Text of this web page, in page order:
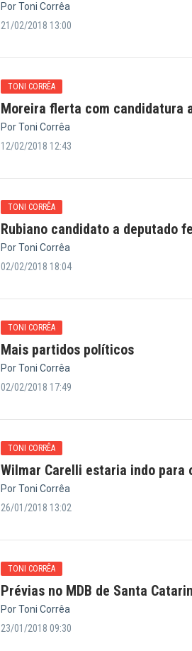
Por Toni Corrêa
21/02/2018 13:00
TONI CORRÊA
Moreira flerta com candidatura
Por Toni Corrêa
12/02/2018 12:43
TONI CORRÊA
Rubiano candidato a deputado
Por Toni Corrêa
02/02/2018 18:04
TONI CORRÊA
Mais partidos políticos
Por Toni Corrêa
02/02/2018 17:49
TONI CORRÊA
Wilmar Carelli estaria indo para
Por Toni Corrêa
26/01/2018 13:02
TONI CORRÊA
Prévias no MDB de Santa
Por Toni Corrêa
23/01/2018 09:30